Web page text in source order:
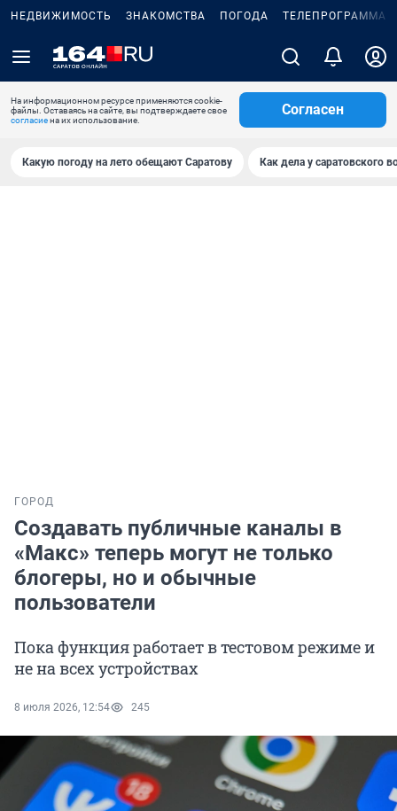
НЕДВИЖИМОСТЬ ЗНАКОМСТВА ПОГОДА ТЕЛЕПРОГРАММА
На информационном ресурсе применяются cookie-
файлы. Оставаясь на сайте, вы подтверждаете свое
согласиена их использование.
Согласен
Какую погоду на лето обещают Саратову Как дела у саратовского
ГОРОД
Создавать публичные каналы в
«Макс» теперь могут не только
блогеры, но и обычные
пользователи
Пока функция работает в тестовом режиме и
не на всех устройствах
8 июля 2026, 12:54 245